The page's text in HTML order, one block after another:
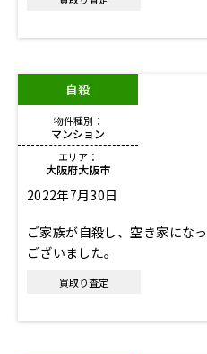
自殺
物件種別：
マンション
エリア：
大阪府大阪市
2022年7月30日
ご家族が自殺し、空き家にな
ございました。
買取り査定